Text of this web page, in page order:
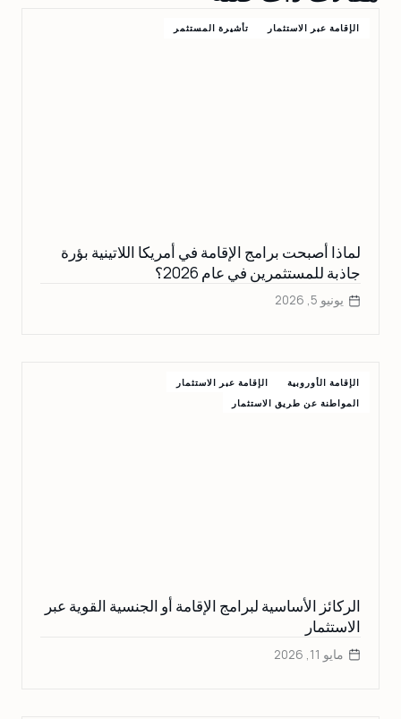
الإقامة عبر الاستثمار تأشيرة المستثمر
لماذا أصبحت برامج الإقامة في أمريكا اللاتينية بؤرة
جاذبة للمستثمرين في عام 2026؟
يونيو 5, 2026
الإقامة الأوروبية
الإقامة عبر الاستثمار
المواطنة عن طريق الاستثمار
الركائز الأساسية لبرامج الإقامة أو الجنسية القوية عبر
الاستثمار
مايو 11, 2026